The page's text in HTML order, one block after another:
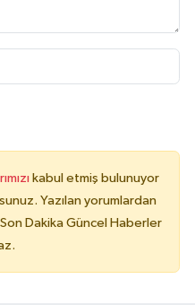
kabul etmiş bulunuyor
Yazılan yorumlardan
Dakika Güncel Haberler